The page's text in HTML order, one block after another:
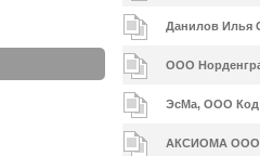
Данилов Илья
ООО
ЭсМа, ООО Код
АКСИОМА